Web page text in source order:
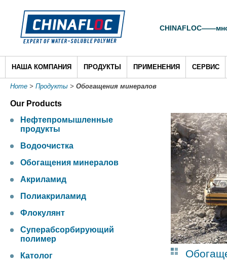
НАША КОМПАНИЯ ПРОДУКТЫ ПРИМЕНЕНИЯ СЕРВИС
Home > Продукты > Обогащения минералов
Our Products
Нефтепромышленные
продукты
Водоочистка
Обогащения минералов
Акриламид
Полиакриламид
Флокулянт
Суперабсорбирующий
полимер
Католог